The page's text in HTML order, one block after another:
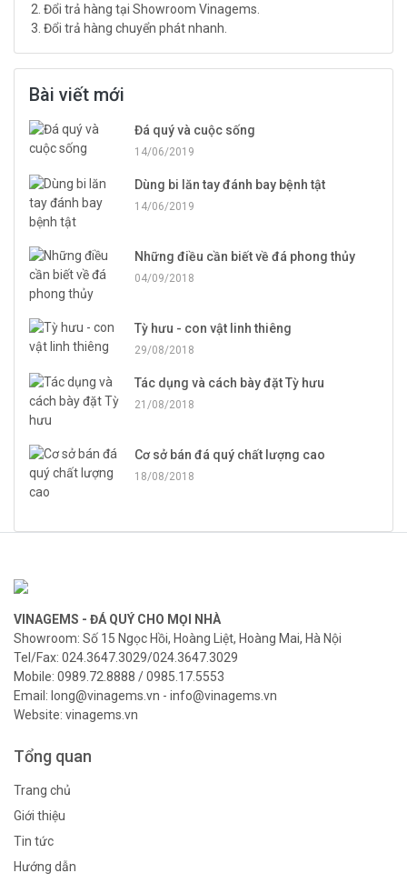
Đổi trả hàng tại Showroom Vinagems.
Đổi trả hàng chuyển phát nhanh.
Bài viết mới
Đá quý và cuộc sống
14/06/2019
Dùng bi lăn tay đánh bay bệnh tật
14/06/2019
Những điều cần biết về đá phong thủy
04/09/2018
Tỳ hưu - con vật linh thiêng
29/08/2018
Tác dụng và cách bày đặt Tỳ hưu
21/08/2018
Cơ sở bán đá quý chất lượng cao
18/08/2018
VINAGEMS - ĐÁ QUÝ CHO MỌI NHÀ
Showroom: Số 15 Ngọc Hồi, Hoàng Liệt, Hoàng Mai, Hà Nội
Tel/Fax: 024.3647.3029/024.3647.3029
Mobile: 0989.72.8888 / 0985.17.5553
Email: long@vinagems.vn - info@vinagems.vn
Website: vinagems.vn
Tổng quan
Trang chủ
Giới thiệu
Tin tức
Hướng dẫn